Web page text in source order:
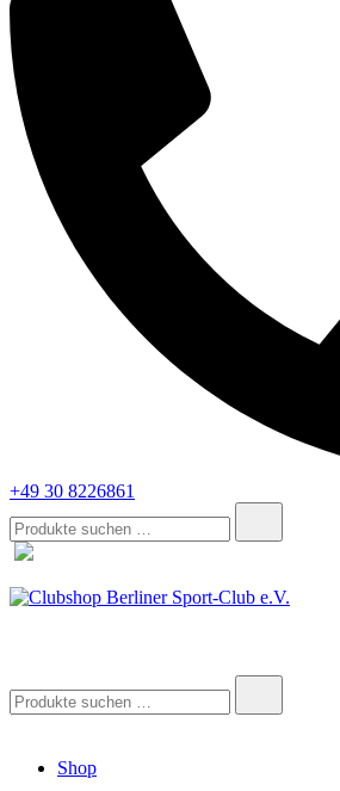
+49 30 8226861
nach:
nach:
Shop